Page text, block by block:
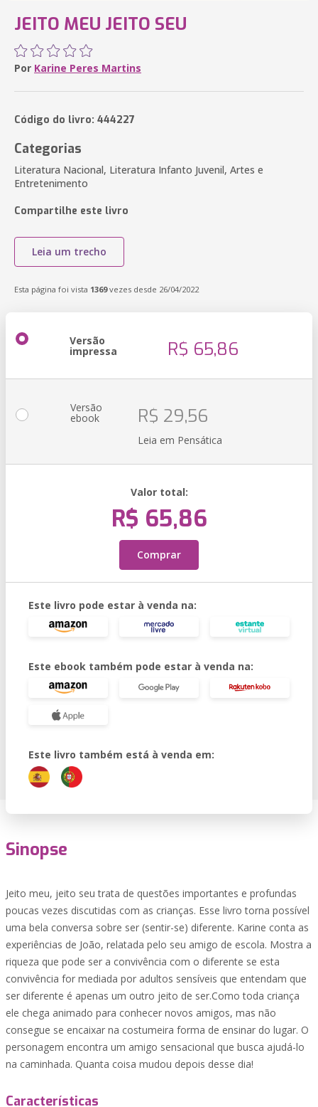
JEITO MEU JEITO SEU
Por Karine Peres Martins
Código do livro: 444227
Categorias
Literatura Nacional, Literatura Infanto Juvenil, Artes e
Entretenimento
Compartilhe este livro
Leia um trecho
Esta página foi vista 1369vezes desde 26/04/2022
Versão
impressa R$ 65,86
Versão
ebook R$ 29,56
Leia em Pensática
Valor total:
R$ 65,86
Comprar
Este livro pode estar à venda na:
Este ebook também pode estar à venda na:
Este livro também está à venda em:
Sinopse
Jeito meu, jeito seu trata de questões importantes e profundas
poucas vezes discutidas com as crianças. Esse livro torna possível
uma bela conversa sobre ser (sentir-se) diferente. Karine conta as
experiências de João, relatada pelo seu amigo de escola. Mostra a
riqueza que pode ser a convivência com o diferente se esta
convivência for mediada por adultos sensíveis que entendam que
ser diferente é apenas um outro jeito de ser.Como toda criança
ele chega animado para conhecer novos amigos, mas não
consegue se encaixar na costumeira forma de ensinar do lugar. O
personagem encontra um amigo sensacional que busca ajudá-lo
na caminhada. Quanta coisa mudou depois desse dia!
Características